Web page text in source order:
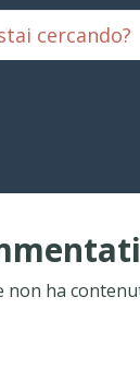
non ha